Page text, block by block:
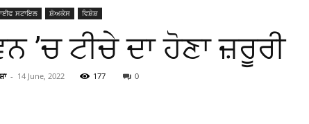
ਸਟਾਇਲ ਸ਼ੋਅਕੇਸ ਵਿਸ਼ੇਸ਼
’ਚ ਟੀਚੇ ਦਾ ਹੋਣਾ ਜ਼ਰੂਰੀ
- 14 June, 2022 177 0